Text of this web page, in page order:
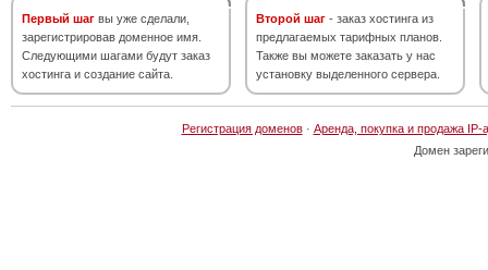
Первый шаг вы уже сделали,
зарегистрировав доменное имя.
Следующими шагами будут заказ
хостинга и создание сайта.
Второй шаг - заказ хостинга из
предлагаемых тарифных планов.
Также вы можете заказать у нас
установку выделенного сервера.
Регистрация доменов· Аренда, покупка и продажа IP-
Домен